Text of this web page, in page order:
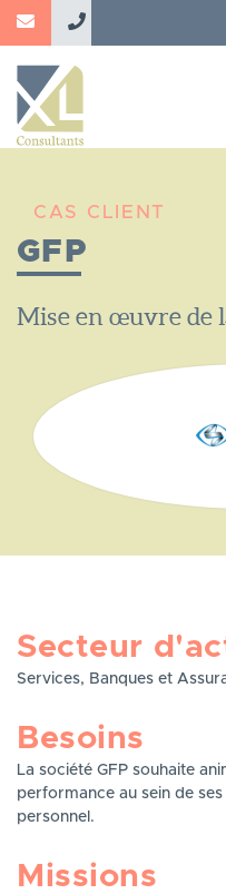
Aller
principal
CAS CLIENT
GFP
Nom
Projet
Mise en œuvre de
Logo
Secteur
Services, Banques et
Besoins
La société GFP souhaite
performance au sein de
personnel.
Missions